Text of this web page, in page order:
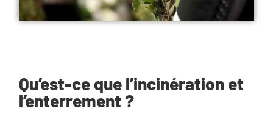
Qu’est-ce que l’incinération et
l’enterrement ?